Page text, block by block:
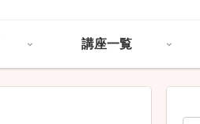
講座一覧